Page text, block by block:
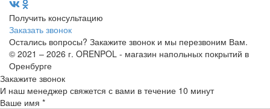
Получить консультацию
Заказать звонок
Остались вопросы? Закажите звонок и мы перезвоним Вам.
© 2021 – 2026 г. ORENPOL - магазин напольных покрытий в
Оренбурге
Закажите звонок
И наш менеджер свяжется с вами в течение 10 минут
Ваше имя *